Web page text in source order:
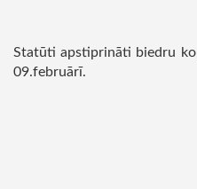
Statūti apstiprināti biedru
09.februārī.